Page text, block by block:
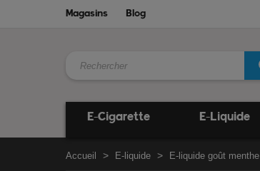
Magasins Blog
E-Cigarette E-Liquide
Accueil E-liquide E-liquide goût menthe